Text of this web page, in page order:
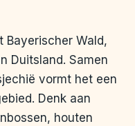
Bayerischer Wald,
Duitsland. Samen
vormt het een
Denk aan
houten